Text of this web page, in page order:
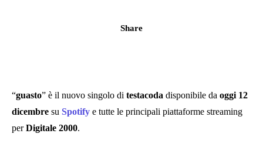
Share
“guasto” è il nuovo singolo di testacoda disponibile da oggi 12
dicembre su Spotify e tutte le principali piattaforme streaming
perDigitale 2000.